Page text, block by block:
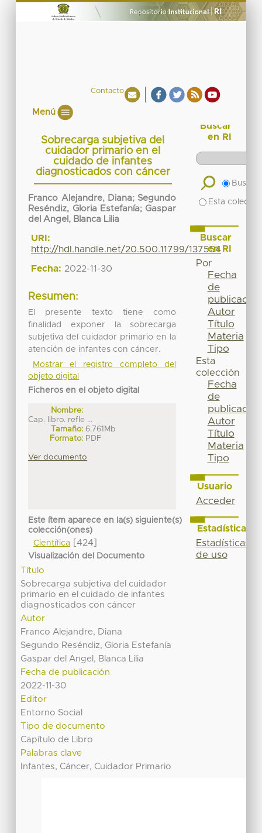
Contacto
Menú
Sobrecarga subjetiva del
cuidador primario en el
cuidado de infantes
diagnosticados con cáncer
Franco Alejandre, Diana; Segundo
Reséndiz, Gloria Estefanía; Gaspar
del Angel, Blanca Lilia
URI:
http://hdl.handle.net/20.500.11799/137554
Fecha: 2022-11-30
Resumen:
El presente texto tiene como
finalidad exponer la sobrecarga
subjetiva del cuidador primario en la
atención de infantes con cáncer.
Mostrar el registro completo del
objeto digital
Ficheros en el objeto digital
Nombre:
Cap. libro. refle ...
Tamaño: 6.761Mb
Formato: PDF
Ver documento
Este ítem aparece en la(s) siguiente(s)
colección(ones)
Científica[424]
Visualización del Documento
Título
Sobrecarga subjetiva del cuidador
primario en el cuidado de infantes
diagnosticados con cáncer
Autor
Franco Alejandre, Diana
Segundo Reséndiz, Gloria Estefanía
Gaspar del Angel, Blanca Lilia
Fecha de publicación
2022-11-30
Editor
Entorno Social
Tipo de documento
Capítulo de Libro
Palabras clave
Infantes, Cáncer, Cuidador Primario
Buscar
en RI
Buscar
Esta
Buscar
en RI
Por
Fecha
de
publicación
Autor
Título
Materia
Tipo
Esta
colección
Fecha
de
publicación
Autor
Título
Materia
Tipo
Usuario
Acceder
Estadísticas
Estadísticas
de uso